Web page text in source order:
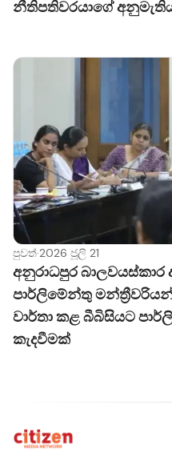
නීතිපතිවරයාගේ
පුවත්·2026 ජූලි 21
අනුරාධපුර බාලවයස්කාර
පාර්ලිමේන්තු
වාර්තා කළ බීබිසියට
කැදවීමක්